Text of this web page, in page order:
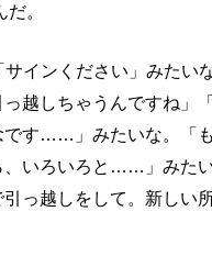
。
インください」みたい
越しちゃうんですね」
です……」みたいな。「
、いろいろと……」みた
っ越しをして。新しい